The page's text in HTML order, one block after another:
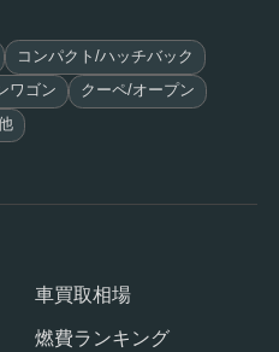
コンパクト/ハッチバック
ワゴン クーペ/オープン
車買取相場
燃費ランキング